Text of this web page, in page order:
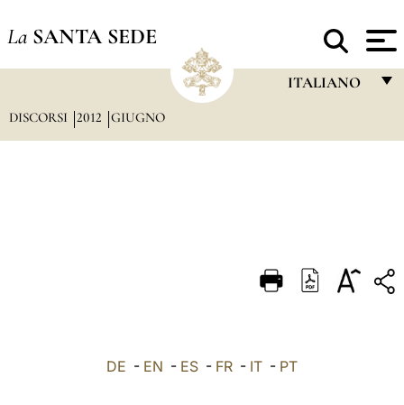
La SANTA SEDE
ITALIANO
DEUTSCH
العربيّة
DISCORSI 2012 GIUGNO
DE - EN - ES - FR - IT - PT